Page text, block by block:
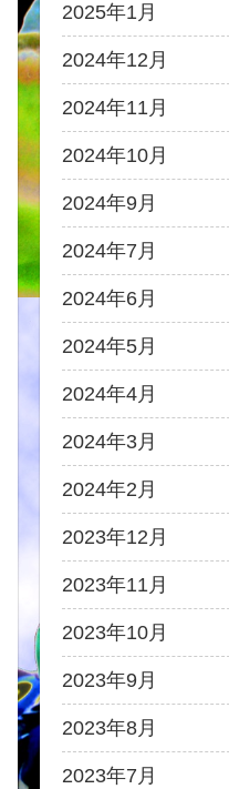
2025年1月
2024年12月
2024年11月
2024年10月
2024年9月
2024年7月
2024年6月
2024年5月
2024年4月
2024年3月
2024年2月
2023年12月
2023年11月
2023年10月
2023年9月
2023年8月
2023年7月